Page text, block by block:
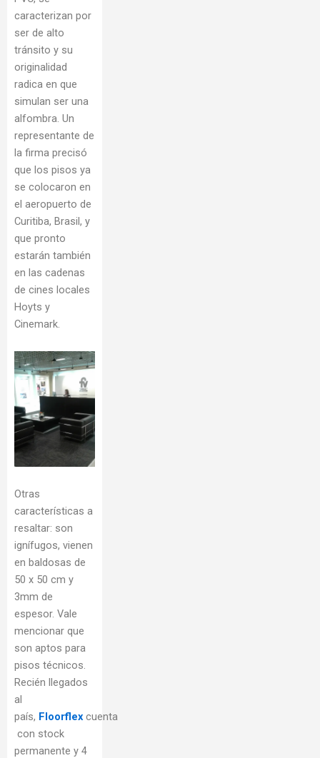
caracterizan por
ser de alto
tránsito y su
originalidad
radica en que
simulan ser una
alfombra. Un
representante de
la firma precisó
que los pisos ya
se colocaron en
el aeropuerto de
Curitiba, Brasil, y
que pronto
estarán también
en las cadenas
de cines locales
Hoyts y
Cinemark.
Otras
características a
resaltar: son
ignífugos, vienen
en baldosas de
50 x 50 cm y
3mm de
espesor. Vale
mencionar que
son aptos para
pisos técnicos.
Recién llegados
al
país, Floorflex cuenta
con stock
permanente y 4